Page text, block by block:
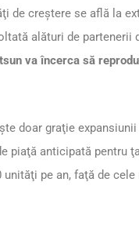
de creştere se află la
alături de partenerii
va încerca să
doar graţie
piaţă anticipată pentru
pe an, faţă de